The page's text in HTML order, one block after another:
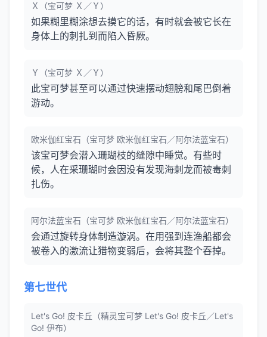
Ｘ（宝可梦 Ｘ／Ｙ）
如果糊里糊涂想去摸它的话，有时就会被它长在
身体上的刺扎到而陷入昏厥。
Ｙ（宝可梦 Ｘ／Ｙ）
此宝可梦甚至可以通过快速摆动翅膀和尾巴倒着
游动。
欧米伽红宝石（宝可梦 欧米伽红宝石／阿尔法蓝宝石）
该宝可梦会潜入珊瑚枝的缝隙中睡觉。有些时
候，人在采珊瑚时会因没有发现海刺龙而被毒刺
扎伤。
阿尔法蓝宝石（宝可梦 欧米伽红宝石／阿尔法蓝宝石）
会通过旋转身体制造漩涡。在用强到连渔船都会
被卷入的激流让猎物变弱后，会将其整个吞掉。
第七世代
Let's Go! 皮卡丘（精灵宝可梦 Let's Go! 皮卡丘／Let's
Go! 伊布）